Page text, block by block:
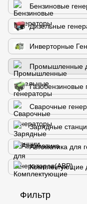
Бензиновые
Дизельные
Инверторные
Промышленные
Газобензиновые
Сварочные
Зарядные
Автоматика для
Комплектующие
Фильтр